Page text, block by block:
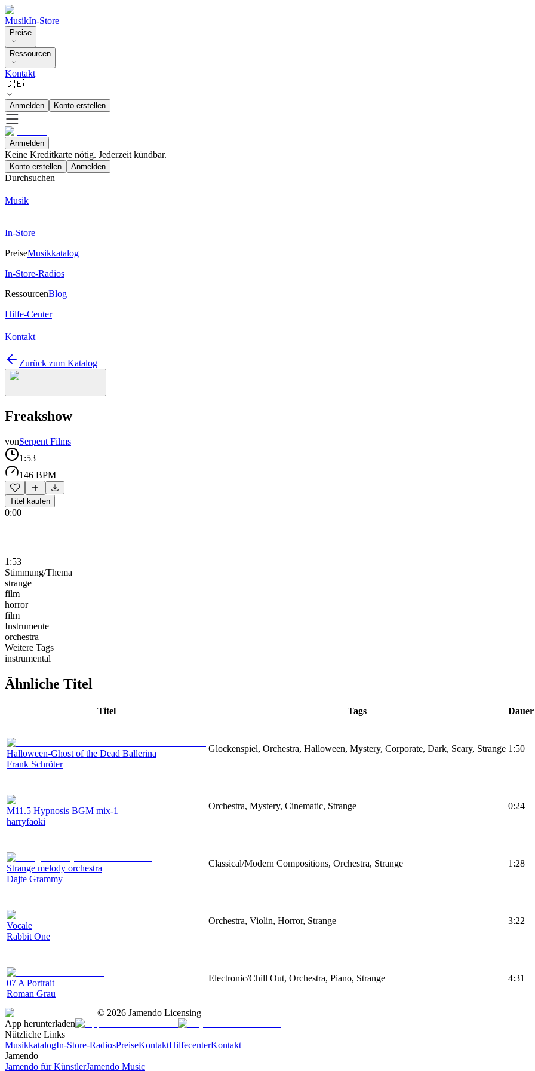
MusikIn-Store
Preise
Ressourcen
Kontakt
🇩🇪
Anmelden Konto erstellen
Anmelden
Keine Kreditkarte nötig. Jederzeit kündbar.
Konto erstellen Anmelden
Durchsuchen
Musik
In-Store
PreiseMusikkatalog
In-Store-Radios
RessourcenBlog
Hilfe-Center
Kontakt
Zurück zum Katalog
Freakshow
vonSerpent Films
1:53
146 BPM
Titel kaufen
0:00
1:53
Stimmung/Thema
strange
film
horror
film
Instrumente
orchestra
Weitere Tags
instrumental
Ähnliche Titel
Titel Tags Dauer
Halloween-Ghost of the Dead Ballerina
Frank Schröter
Glockenspiel, Orchestra, Halloween, Mystery, Corporate, Dark, Scary, Strange 1:50
M11.5 Hypnosis BGM mix-1
harryfaoki
Orchestra, Mystery, Cinematic, Strange 0:24
Strange melody orchestra
Dajte Grammy
Classical/Modern Compositions, Orchestra, Strange 1:28
Vocale
Rabbit One
Orchestra, Violin, Horror, Strange 3:22
07 A Portrait
Roman Grau
Electronic/Chill Out, Orchestra, Piano, Strange 4:31
© 2026 Jamendo Licensing
App herunterladen
Nützliche Links
MusikkatalogIn-Store-RadiosPreiseKontaktHilfecenterKontakt
Jamendo
Jamendo für KünstlerJamendo Music